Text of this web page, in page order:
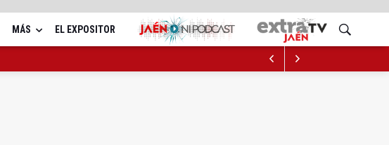
MÁS EL EXPOSITOR